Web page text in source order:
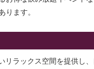
ります。
リラックス空間を提供し